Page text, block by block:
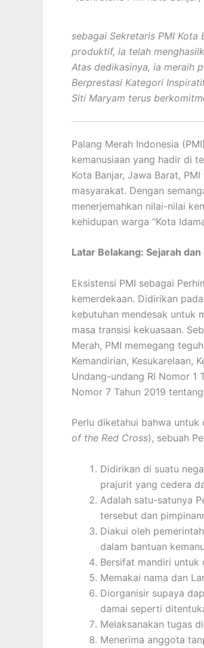
sebagai Sekretaris PMI Kota
produktif, ia telah
Atas dedikasinya, ia meraih
Berprestasi Kategori
Siti Maryam terus
Palang Merah Indonesia
kemanusiaan yang hadir di
Kota Banjar, Jawa Barat,
masyarakat. Dengan
menerjemahkan nilai-nilai
kehidupan warga “Kota
Latar Belakang: Sejarah
Eksistensi PMI sebagai
kemerdekaan. Didirikan
kebutuhan mendesak untuk
masa transisi kekuasaan.
Merah, PMI memegang
Kemandirian, Kesukarelaan,
Undang-undang RI Nomor 1
Nomor 7 Tahun 2019
Perlu diketahui bahwa untuk
of the Red Cross), sebuah
Didirikan di suatu
prajurit yang cedera
Adalah satu-satunya
tersebut dan
Diakui oleh
dalam bantuan
Bersifat mandiri untuk
Memakai nama dan
Diorganisir supaya
damai seperti
Melaksanakan tugas
Menerima anggota